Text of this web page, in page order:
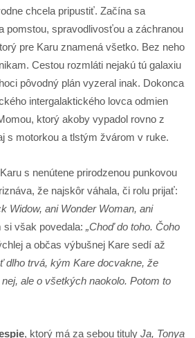
chcela pripustiť. Začína sa
pomstou, spravodlivosťou a záchranou
pre Karu znamená všetko. Bez neho
Cestou rozmláti nejakú tú galaxiu
pôvodný plán vyzeral inak. Dokonca
intergalaktického lovca odmien
ktorý akoby vypadol rovno z
s motorkou a tlstým žvárom v ruke.
s nenútene prirodzenou punkovou
že najskôr váhala, či rolu prijať:
Widow, ani Wonder Woman, ani
si však povedala:„Choď do toho. Čoho
a občas výbušnej Kare sedí až
dlho trvá, kým Kare docvakne, že
ale o všetkých naokolo. Potom to
, ktorý má za sebou tituly Ja, Tonya